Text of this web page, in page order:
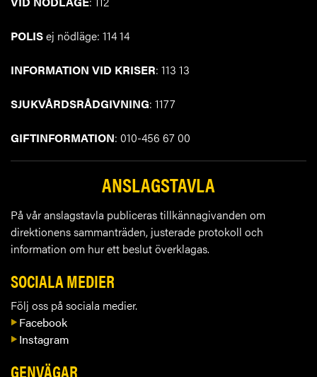
POLISej nödläge: 114 14
INFORMATION VID KRISER: 113 13
SJUKVÅRDSRÅDGIVNING: 1177
GIFTINFORMATION: 010-456 67 00
ANSLAGSTAVLA
På vår anslagstavla publiceras tillkännagivanden om
direktionens sammanträden, justerade protokoll och
information om hur ett beslut överklagas.
SOCIALA MEDIER
Följ oss på sociala medier.
Facebook
Instagram
GENVÄGAR